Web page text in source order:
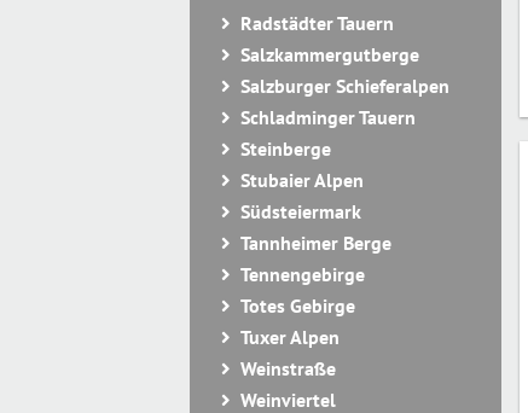
Radstädter Tauern
Salzkammergutberge
Salzburger Schieferalpen
Schladminger Tauern
Steinberge
Stubaier Alpen
Südsteiermark
Tannheimer Berge
Tennengebirge
Totes Gebirge
Tuxer Alpen
Weinstraße
Weinviertel